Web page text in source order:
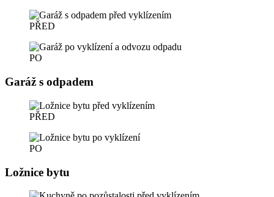
PŘED
PO
Garáž s odpadem
PŘED
PO
Ložnice bytu